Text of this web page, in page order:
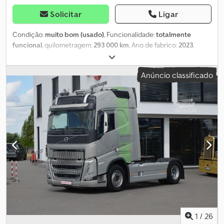
370 370 ADMINISTRAÇÃO +48 691 360 360 IMPORTADOR
SMUSZKIEWICZ 62-200 Gniezno, ul. Pałucka 11. Importamos
veículos para satisfazer as necessidades dos clientes.
Solicitar Ligar
Condição: muito bom (usado), Funcionalidade:totalmente
funcional, quilometragem:293 000 km, Ano de fabrico:2023,
PREÇO EM EUROS: 72.900 € (IVA não incluída) BEM-VINDOS A
EMPRESA SMUSZKIEWICZ OFERECE: CAMIÃO TRATOR 4x2 VOLVO
FH 5, 500 CV NOVO MODELO EQUIPAMENTO STANDARD EURO 6E
ANO DE FABRICAÇÃO: 2022 DATA DO PRIMEIRO REGISTO: 01/2023
PINTURA ORIGINAL IMPORTADO DA ALEMANHA NÃO UTILIZADO
EM TERRITÓRIO NACIONAL, DOCUMENTAÇÃO COMPLETA
CAMIÃO SEM ACIDENTES, COM QUILOMETRAGEM ORIGINAL EM
PERFEITO ESTADO TÉCNICO E ESTÉTICO Equipamento: - Ar
condicionado de estacionamento - Dois depósitos de
combustível grandes - Luzes diurnas LED - Todas as luzes
dianteiras e traseiras em tecnologia LED - Cruise control ativo
ACC - Sensor de distância - Alerta de colisão - Assistente de
manutenção de faixa com câmara no para-brisas - Câmera de
ponto cego do lado direito - Botão para controlar o eixo
elevatório do semirreboque - Sensor de chuva - Banco do
condutor totalmente pneumático, aquecido - Banco do
Anúncio classificado
1 / 26